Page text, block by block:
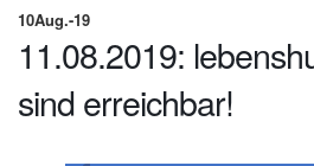
10Aug.-19
11.08.2019:
sind erreichbar!